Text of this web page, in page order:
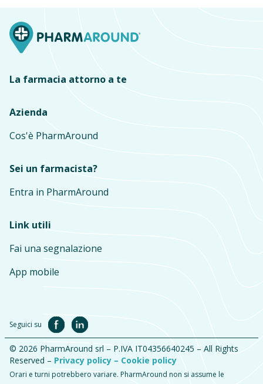
La farmacia attorno a te
Azienda
Cos'è PharmAround
Sei un farmacista?
Entra in PharmAround
Link utili
Fai una segnalazione
App mobile
Seguici su
© 2026 PharmAround srl – P.IVA IT04356640245 – All Rights
Reserved – Privacy policy – Cookie policy
Orari e turni potrebbero variare. PharmAround non si assume le